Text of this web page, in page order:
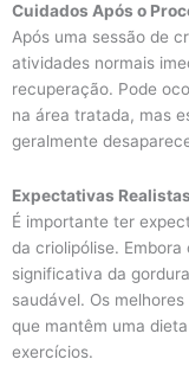
Cuidados Após o
Após uma sessão de
atividades normais
recuperação. Pode
na área tratada, mas
geralmente
Expectativas Realistas
É importante ter
da criolipólise.
significativa da
saudável. Os
que mantêm uma
exercícios.